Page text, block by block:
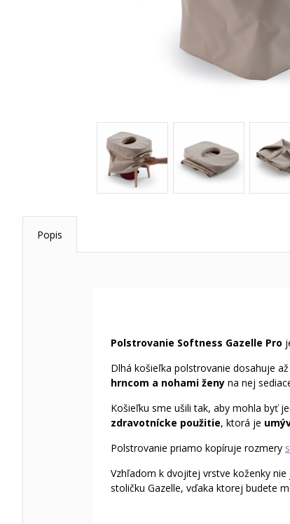
Popis
Polstrovanie Softness Gazelle Pro
Dlhá košieľka polstrovanie dosahuje
hrncom a nohami ženy na nej
Košieľku sme ušili tak, aby mohla byť
zdravotnícke použitie, ktorá je
Polstrovanie priamo kopíruje rozmery
Vzhľadom k dvojitej vrstve koženky
stoličku Gazelle, vďaka ktorej budete